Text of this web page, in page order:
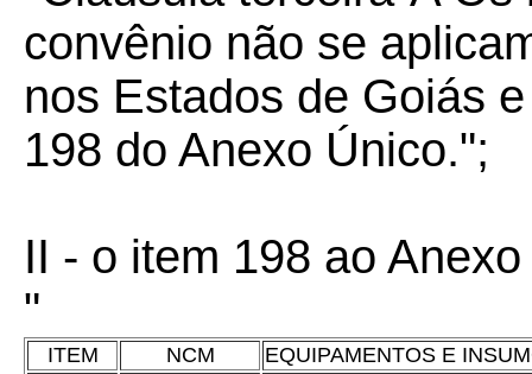
convênio não se
nos Estados de Goiás
198 do Anexo Único.";
II - o item 198 ao
"
ITEM NCM
EQUIPAMENTOS E